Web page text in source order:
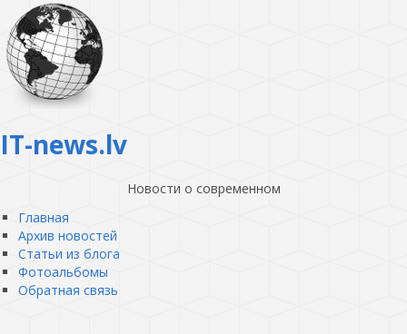
IT-news.lv
Новости о современном
Главная
Архив новостей
Статьи из блога
Фотоальбомы
Обратная связь